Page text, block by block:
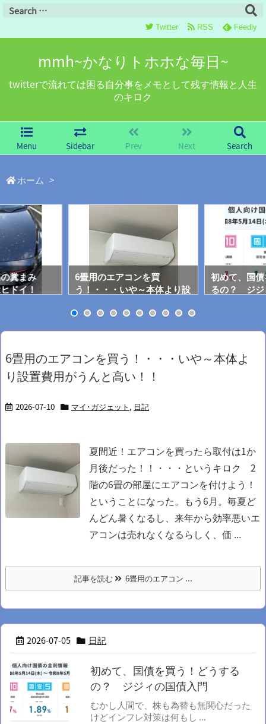
mmh~かなりトホホな毎日~
twitterで流れては困る自分事をメモとして残す情報と人生
のキロク
Menu Sidebar Prev Next Search
Twitter RSS Feedly
ホーム >
糞まみ
ドイ！
6畳用のエアコンを買
う！・・・いや～本体より設
初めて、国
るの？ ジジ
6畳用のエアコンを買う！・・・いや～本体よ
り設置費用がうんと高い！！
2026-07-10 マイ･ガジェット , 日記
夏間近！エアコンを買ったら取付は1か
月後だった！！・・・というキロク
2
階の6畳の部屋にエアコンを付けよう！
ということになった。
もう6月。毎夏ど
んどん暑くなるし、来年から効率悪いエ
アコンは売れなくなるらしく、価 ...
記事を読む 6畳用のエアコン ...
2026-07-05 日記
初めて、国債を買う！どうする
の？ ジジィの国債入門
むかし人間で、株も為替も無関心だった
けどインフレ対策は何もし ...